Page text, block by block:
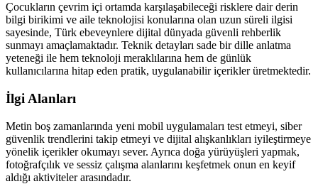
Çocukların çevrim içi ortamda karşılaşabileceği risklere dair derin
bilgi birikimi ve aile teknolojisi konularına olan uzun süreli ilgisi
sayesinde, Türk ebeveynlere dijital dünyada güvenli rehberlik
sunmayı amaçlamaktadır. Teknik detayları sade bir dille anlatma
yeteneği ile hem teknoloji meraklılarına hem de günlük
kullanıcılarına hitap eden pratik, uygulanabilir içerikler üretmektedir.
İlgi Alanları
Metin boş zamanlarında yeni mobil uygulamaları test etmeyi, siber
güvenlik trendlerini takip etmeyi ve dijital alışkanlıkları iyileştirmeye
yönelik içerikler okumayı sever. Ayrıca doğa yürüyüşleri yapmak,
fotoğrafçılık ve sessiz çalışma alanlarını keşfetmek onun en keyif
aldığı aktiviteler arasındadır.